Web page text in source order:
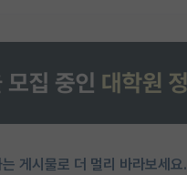
게시물로 더 멀리 바라보세요.